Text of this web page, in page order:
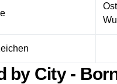
by City -